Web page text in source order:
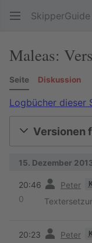
SkipperGuide
Maleas:
Seite Diskussion
Logbücher dieser
Versionen
15. Dezember
20:46 Peter
0
20:23 Peter